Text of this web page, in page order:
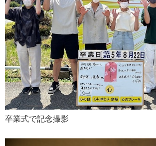
卒業式で記念撮影